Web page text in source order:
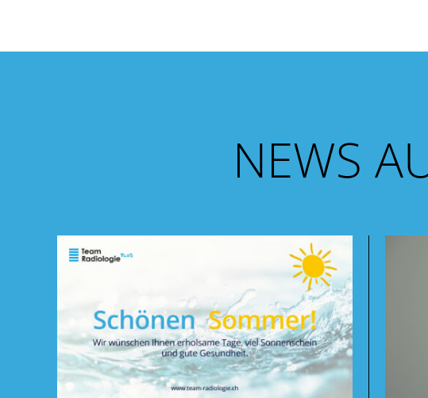
NEWS